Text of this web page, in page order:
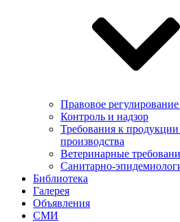
Правовое
Контроль и надзор
Требования к
производства
Ветеринарные
Санитарно-
Библиотека
Галерея
Объявления
СМИ